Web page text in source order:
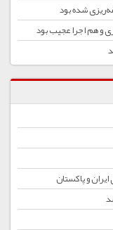
شده بود
و هم اجرا عجیب بود
و پاکستان